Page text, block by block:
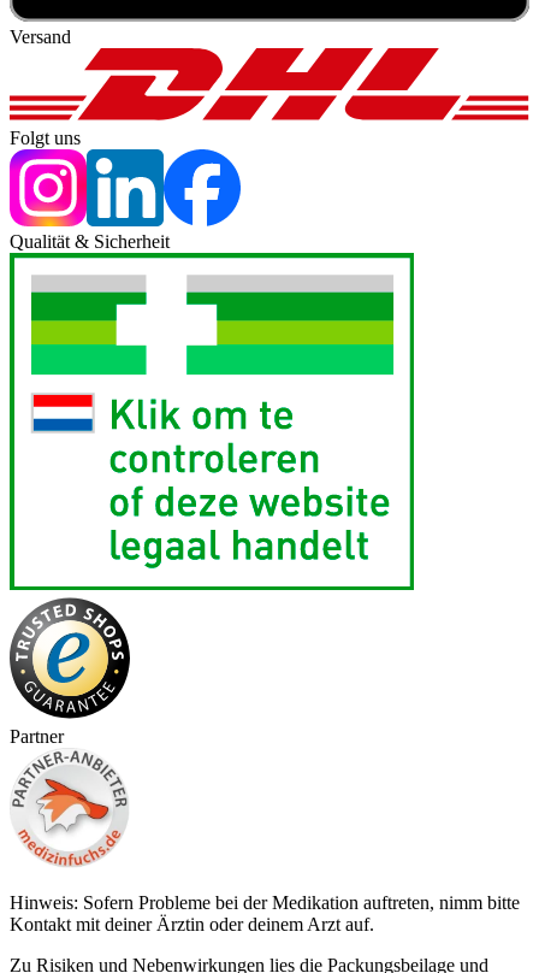
Versand
Folgt uns
Qualität & Sicherheit
Partner
Hinweis: Sofern Probleme bei der Medikation auftreten, nimm bitte
Kontakt mit deiner Ärztin oder deinem Arzt auf.
Zu Risiken und Nebenwirkungen lies die Packungsbeilage und